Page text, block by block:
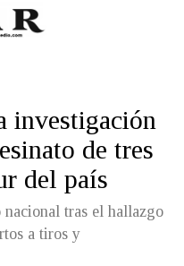
investigación
de tres
del país
tras el hallazgo
a tiros y